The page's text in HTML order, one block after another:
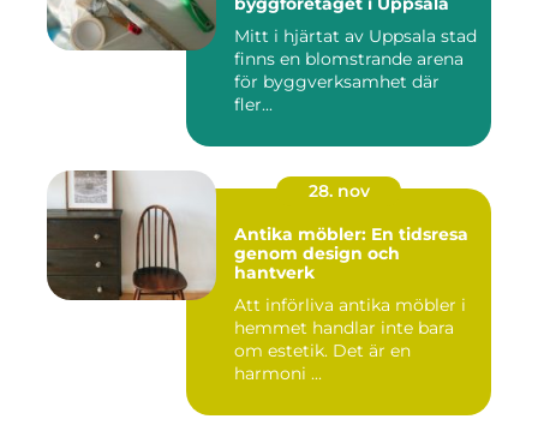
Mitt i hjärtat av Uppsala stad
finns en blomstrande arena
för byggverksamhet där
fler...
28. nov
Antika möbler: En tidsresa
genom design och
hantverk
Att införliva antika möbler i
hemmet handlar inte bara
om estetik. Det är en
harmoni ...